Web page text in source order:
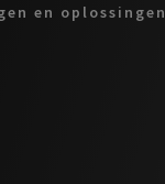
en oplossingen